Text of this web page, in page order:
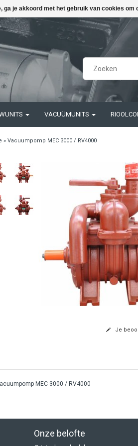
VACUÜMUNITS
» Vacuumpomp MEC 3000 / RV4000
Je
MEC 3000 / RV4000
Onze belofte
ga je akkoord met het gebruik van cookies om